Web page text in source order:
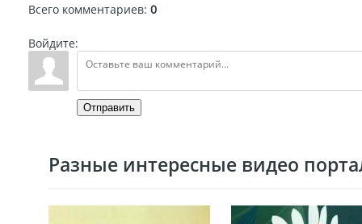
Всего комментариев: 0
Войдите:
Отправить
Разные интересные видео